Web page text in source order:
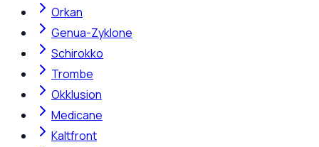
Orkan
Genua-Zyklone
Schirokko
Trombe
Okklusion
Medicane
Kaltfront